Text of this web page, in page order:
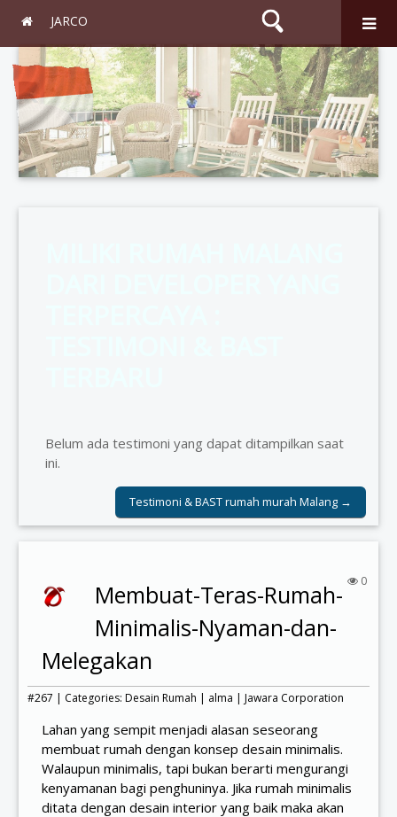
JARCO
Search
Belum ada testimoni yang dapat ditampilkan saat
ini.
Testimoni & BAST rumah murah Malang →
0
Membuat-Teras-Rumah-
Minimalis-Nyaman-dan-
Melegakan
#267 | Categories: Desain Rumah | alma | Jawara Corporation
Lahan yang sempit menjadi alasan seseorang
membuat rumah dengan konsep desain minimalis.
Walaupun minimalis, tapi bukan berarti mengurangi
kenyamanan bagi penghuninya. Jika rumah minimalis
ditata dengan desain interior yang baik maka akan